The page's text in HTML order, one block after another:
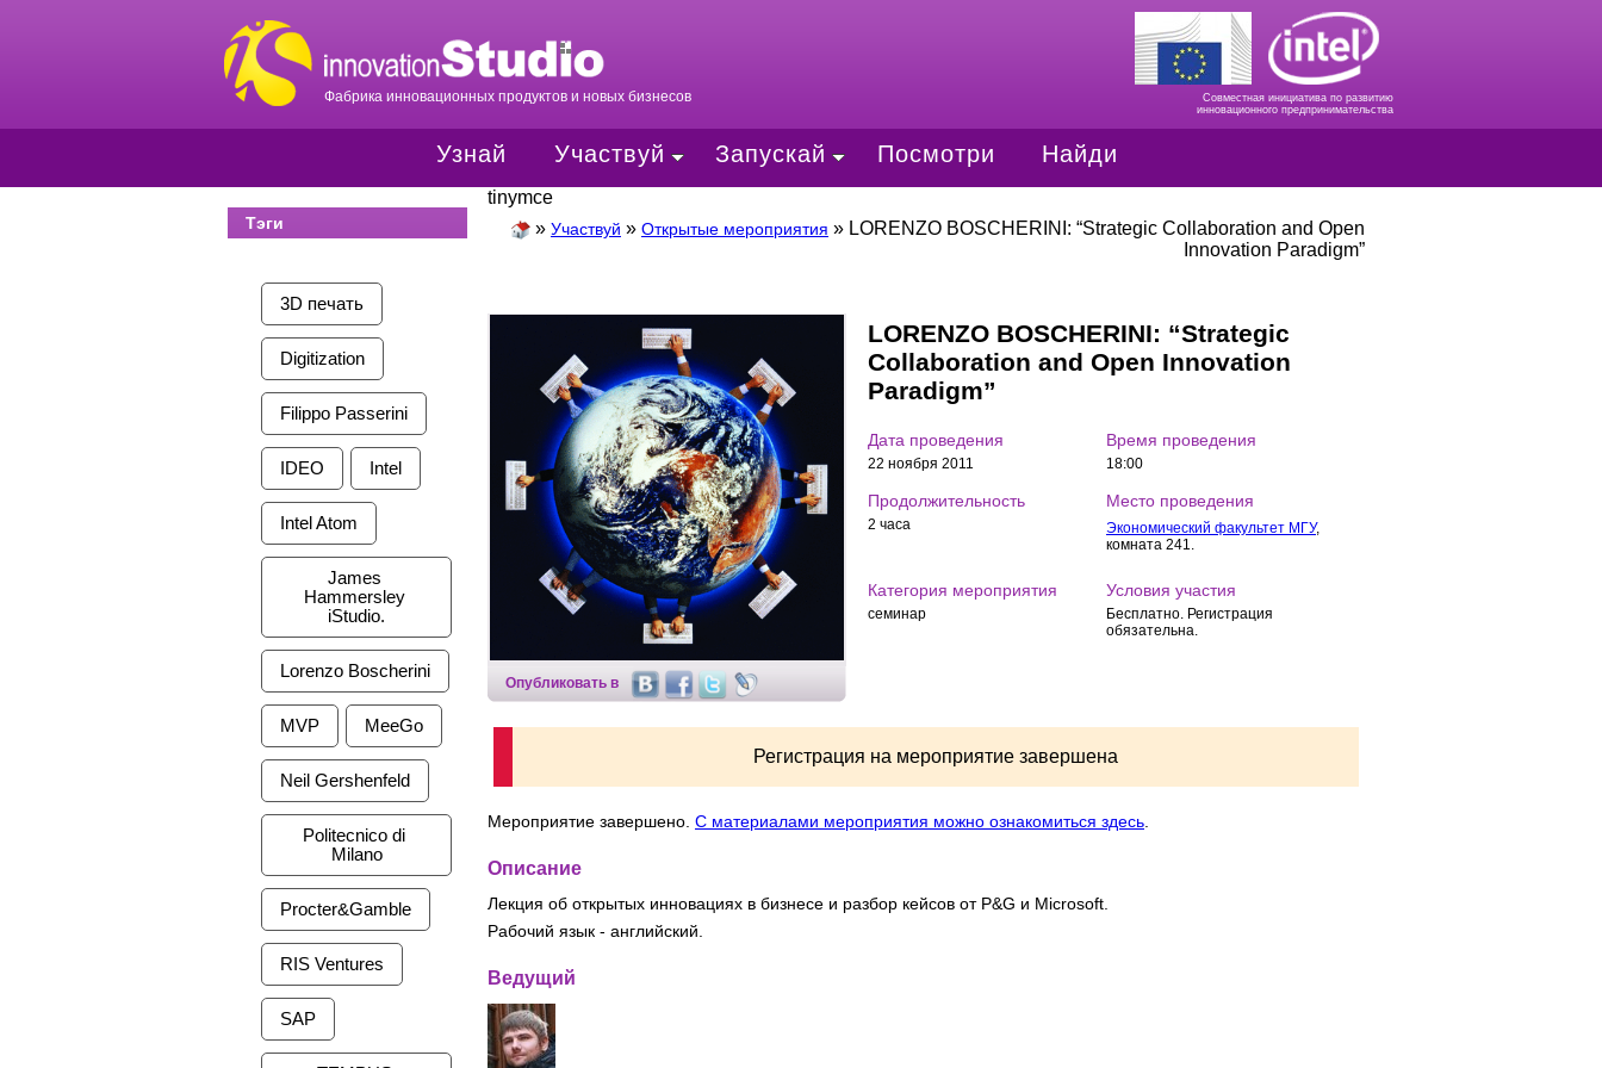
Фабрика инновационных продуктов и новых бизнесов
Совместная инициатива по развитию
инновационного предпринимательства
Узнай Участвуй Запускай Посмотри Найди
Тэги
3D печать
Digitization
Filippo Passerini
IDEO Intel
Intel Atom
James
Hammersley
iStudio.
Lorenzo Boscherini
MVP MeeGo
Neil Gershenfeld
Politecnico di
Milano
Procter&Gamble
RIS Ventures
SAP
tinymce
» Участвуй » Открытые мероприятия » LORENZO BOSCHERINI: “Strategic Collaboration and Open
Innovation Paradigm”
Опубликовать в
LORENZO BOSCHERINI: “Strategic
Collaboration and Open Innovation
Paradigm”
Дата проведения
22 ноября 2011
Время проведения
18:00
Продолжительность
2 часа
Место проведения
Экономический факультет МГУ,
комната 241.
Категория мероприятия
семинар
Условия участия
Бесплатно. Регистрация
обязательна.
Регистрация на мероприятие завершена
Мероприятие завершено. С материалами мероприятия можно ознакомиться здесь
Описание
Лекция об открытых инновациях в бизнесе и разбор кейсов от P&G и Microsoft.
Рабочий язык - английский.
Ведущий